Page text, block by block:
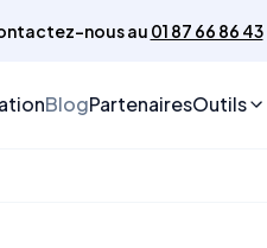
nous au 01 87 66 86 43
BlogPartenairesOutils